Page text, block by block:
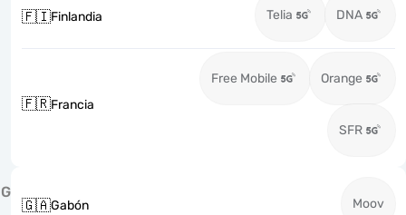
🇫🇮Finlandia Telia DNA
🇫🇷Francia
Free Mobile Orange
SFR
G
🇬🇦Gabón Moov